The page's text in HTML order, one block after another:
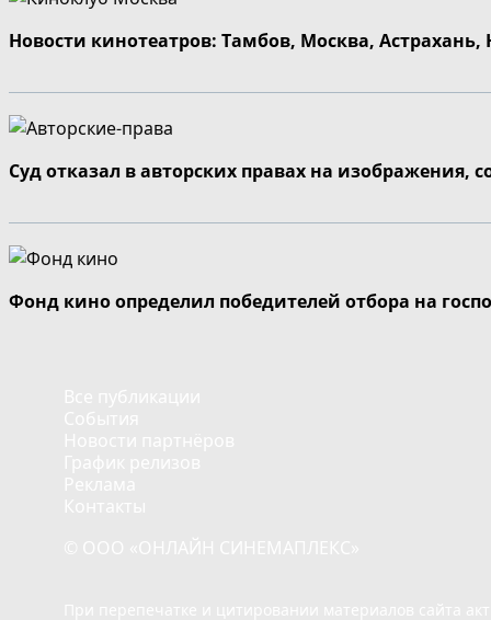
Новости кинотеатров: Тамбов, Москва,
Суд отказал в авторских правах на изображения,
Фонд кино определил победителей отбора на